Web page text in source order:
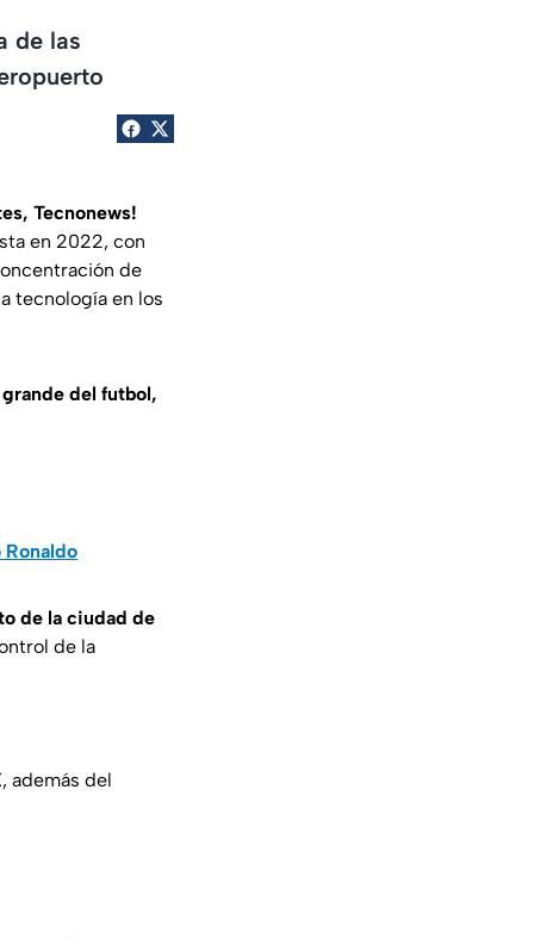
de las
Tecnonews!
en 2022, con
de
tecnología en los
del futbol,
de la ciudad de
de la
además del